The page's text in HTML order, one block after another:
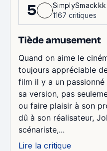
5
SimplySmackkk
1167 critiques
Tiède amusement
Quand on aime le
toujours appréciable
film il y a un
sa version, pas
ou faire plaisir à son
dû à son réalisateur,
scénariste,...
Lire la critique